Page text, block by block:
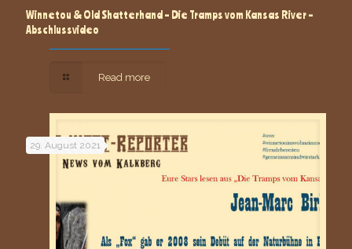
Winnetou & Old Shatterhand – Die Tramps vom Kansas River –
Abschlussvideo
Read more
29. August 2021